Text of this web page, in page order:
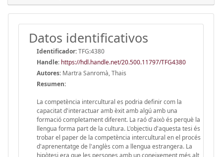
Datos identificativos
Identificador:TFG:4380
Handle: https://hdl.handle.net/20.500.11797/TFG4380
Autores: Martra Sanromà, Thais
Resumen:
La competència intercultural es podria definir com la
capacitat d'interactuar amb èxit amb algú amb una
formació completament diferent. La raó d'això és perquè la
llengua forma part de la cultura. L'objectiu d'aquesta tesi és
trobar el paper de la competència intercultural en el procés
d'aprenentatge de l'anglès com a llengua estrangera. La
hipòtesi era que les persones amb un coneixement més alt